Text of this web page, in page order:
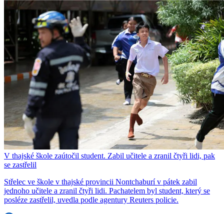
V thajské škole zaútočil student. Zabil učitele a zranil čtyři lidi, pak
se zastřelil
Střelec ve škole v thajské provincii Nontchaburí v pátek zabil
jednoho učitele a zranil čtyři lidi. Pachatelem byl student, který se
posléze zastřelil, uvedla podle agentury Reuters policie.